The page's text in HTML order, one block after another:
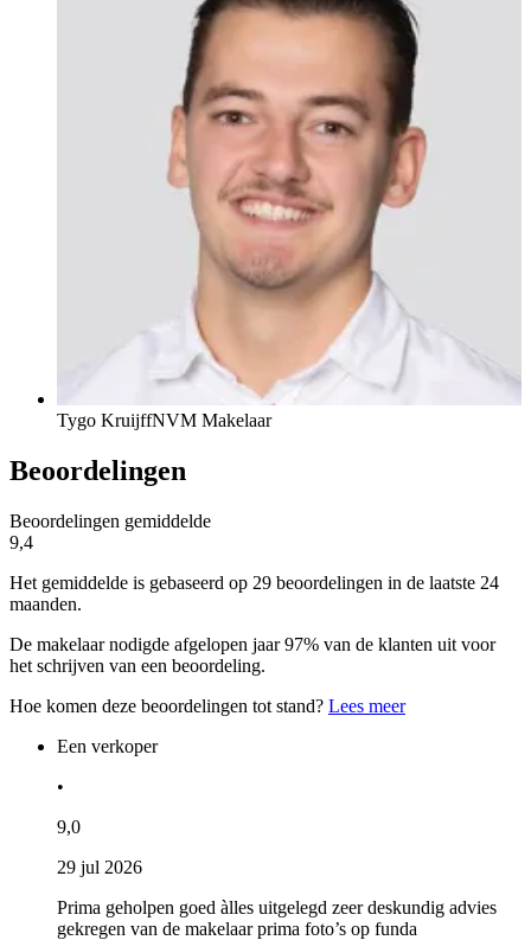
Tygo KruijffNVM Makelaar
Beoordelingen
Beoordelingen gemiddelde
9,4
Het gemiddelde is gebaseerd op 29 beoordelingen in de laatste 24
maanden.
De makelaar nodigde afgelopen jaar 97% van de klanten uit voor
het schrijven van een beoordeling.
Hoe komen deze beoordelingen tot stand? Lees meer
Een verkoper
•
9,0
29 jul 2026
Prima geholpen goed àlles uitgelegd zeer deskundig advies
gekregen van de makelaar prima foto’s op funda